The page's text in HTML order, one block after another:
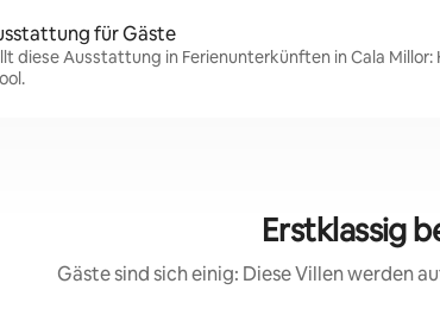
für Gäste
diese Ausstattung in Ferienunterkünften in Cala Millor:
Erstklassig
Gäste sind sich einig: Diese Villen werden